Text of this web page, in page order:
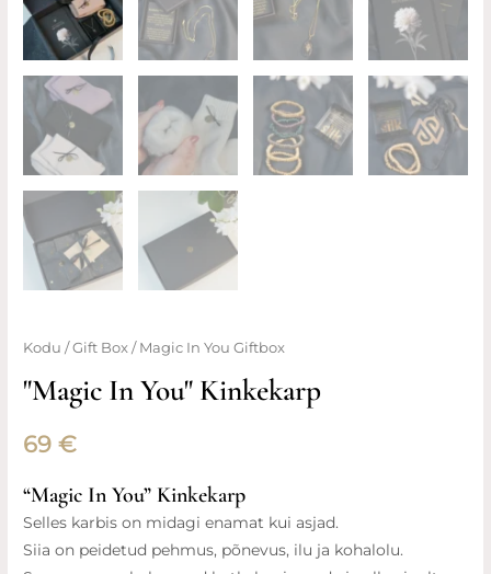
Kodu /Gift Box / Magic In You Giftbox
"Magic In You" Kinkekarp
69€
“Magic In You” Kinkekarp
Selles karbis on midagi enamat kui asjad.
Siia on peidetud pehmus, põnevus, ilu ja kohalolu.
Magic
You
kogus